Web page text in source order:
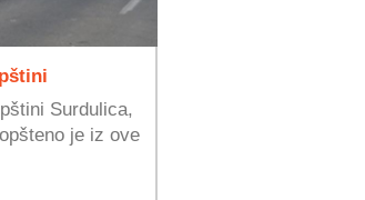
Surdulica,
je iz ove